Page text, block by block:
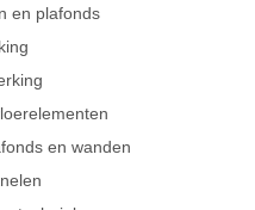
en plafonds
en wanden